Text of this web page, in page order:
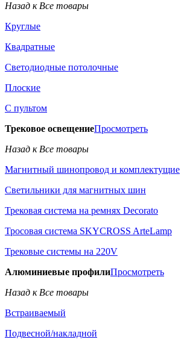
Назад к Все товары
Круглые
Квадратные
Светодиодные потолочные
Плоские
С пультом
Трековое освещениеПросмотреть
Назад к Все товары
Магнитный шинопровод и комплектущие
Светильники для магнитных шин
Трековая система на ремнях Decorato
Тросовая система SKYCROSS ArteLamp
Трековые системы на 220V
Алюминиевые профилиПросмотреть
Назад к Все товары
Встраиваемый
Подвесной/накладной